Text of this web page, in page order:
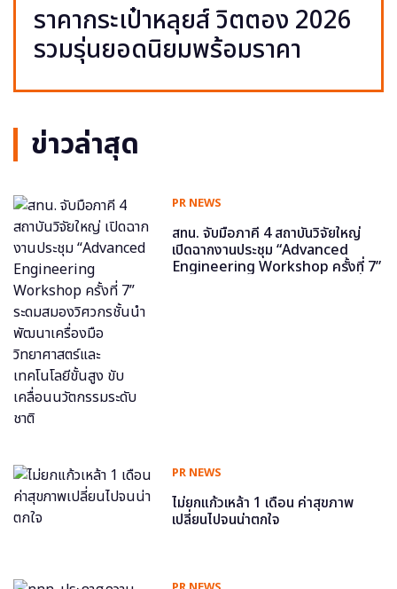
ราคากระเป๋าหลุยส์ วิตตอง 2026
รวมรุ่นยอดนิยมพร้อมราคา
ข่าวล่าสุด
PR NEWS
สทน. จับมือภาคี 4 สถาบันวิจัยใหญ่
เปิดฉากงานประชุม “Advanced
Engineering Workshop ครั้งที่ 7”
PR NEWS
ไม่ยกแก้วเหล้า 1 เดือน ค่าสุขภาพ
เปลี่ยนไปจนน่าตกใจ